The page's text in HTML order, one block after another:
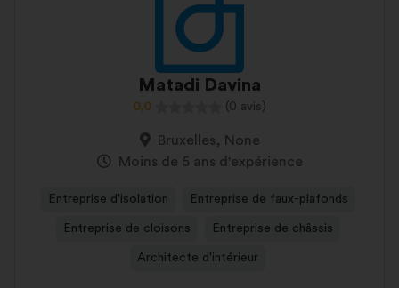
Matadi Davina
0,0 (0 avis)
Bruxelles, None
Moins de 5 ans d'expérience
Entreprise d'isolation Entreprise de faux-plafonds
Entreprise de cloisons Entreprise de châssis
Architecte d'intérieur